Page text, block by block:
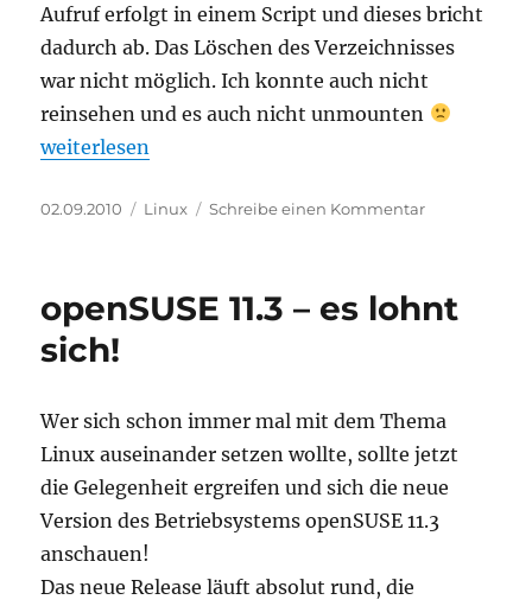
Aufruf erfolgt in einem Script und dieses bricht
dadurch ab. Das Löschen des Verzeichnisses
war nicht möglich. Ich konnte auch nicht
reinsehen und es auch nicht unmounten
„Komisches .gvfs Verzeichnis unter Linux“
weiterlesen
Veröffentlicht
02.09.2010 Kategorien
Linux Schreibe einen Kommentarzu
unter
openSUSE 11.3 – es lohnt
sich!
Wer sich schon immer mal mit dem Thema
Linux auseinander setzen wollte, sollte jetzt
die Gelegenheit ergreifen und sich die neue
Version des Betriebsystems openSUSE 11.3
anschauen!
Das neue Release läuft absolut rund, die